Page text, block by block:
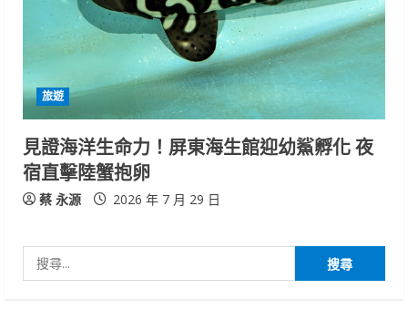
旅遊
見證海洋生命力！屏東海生館迎幼鯊孵化 夜
宿直擊陸蟹抱卵
蔡 永源 2026 年 7 月 29 日
尋